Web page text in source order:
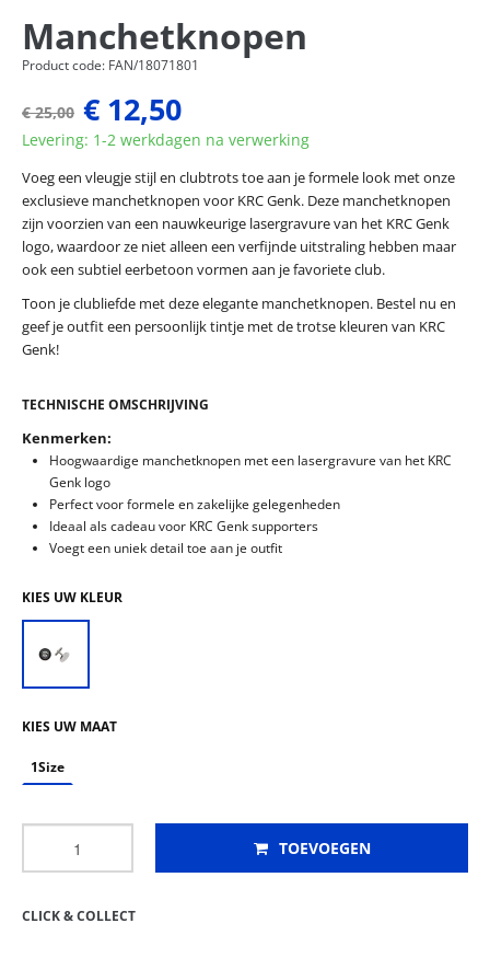
Manchetknopen
Product code: FAN/18071801
€ 25,00 € 12,50
Levering: 1-2 werkdagen na verwerking
Voeg een vleugje stijl en clubtrots toe aan je formele look met onze
exclusieve manchetknopen voor KRC Genk. Deze manchetknopen
zijn voorzien van een nauwkeurige lasergravure van het KRC Genk
logo, waardoor ze niet alleen een verfijnde uitstraling hebben maar
ook een subtiel eerbetoon vormen aan je favoriete club.
Toon je clubliefde met deze elegante manchetknopen. Bestel nu en
geef je outfit een persoonlijk tintje met de trotse kleuren van KRC
Genk!
TECHNISCHE OMSCHRIJVING
Kenmerken:
Hoogwaardige manchetknopen met een lasergravure van het KRC
Genk logo
Perfect voor formele en zakelijke gelegenheden
Ideaal als cadeau voor KRC Genk supporters
Voegt een uniek detail toe aan je outfit
KIES UW KLEUR
KIES UW MAAT
1Size
TOEVOEGEN
CLICK & COLLECT